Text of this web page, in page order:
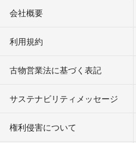
会社概要
利用規約
古物営業法に基づく表記
サステナビリティメッセージ
権利侵害について